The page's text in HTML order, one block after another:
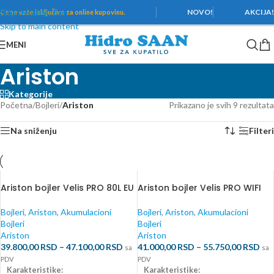
Skip to navigation
Skip to main content
Cene važeisključivo za online kupovinu. NOVO! AKCIJA!
MENI
Ariston
Kategorije
Početna/Bojleri/Ariston Prikazano je svih 9 rezultata
Na sniženju Filteri
Ariston bojler Velis PRO 80L EU
Bojleri, Ariston, Akumulacioni
Bojleri
Ariston
39.800,00RSD – 47.100,00RSD sa
PDV
Karakteristike:
Ariston bojler Velis PRO WIFI
Bojleri, Ariston, Akumulacioni
Bojleri
Ariston
41.000,00RSD – 55.750,00RSD sa
PDV
Karakteristike: